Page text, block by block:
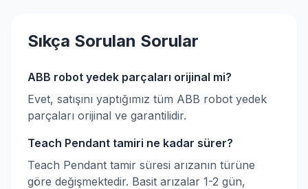
Sıkça Sorulan Sorular
ABB robot yedek parçaları orijinal mi?
Evet, satışını yaptığımız tüm ABB robot yedek
parçaları orijinal ve garantilidir.
Teach Pendant tamiri ne kadar sürer?
Teach Pendant tamir süresi arızanın türüne
göre değişmektedir. Basit arızalar 1-2 gün,